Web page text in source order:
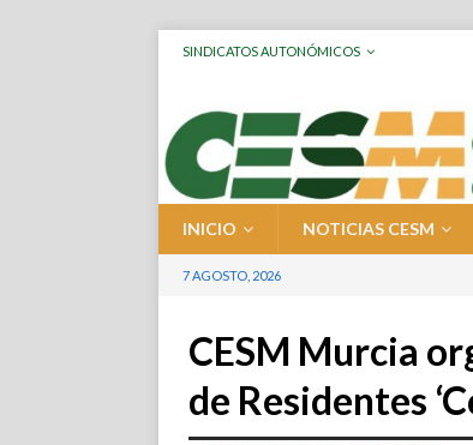
SINDICATOS AUTONÓMICOS
INICIO NOTICIAS CESM
7 AGOSTO, 2026
CESM Murcia
de Residentes